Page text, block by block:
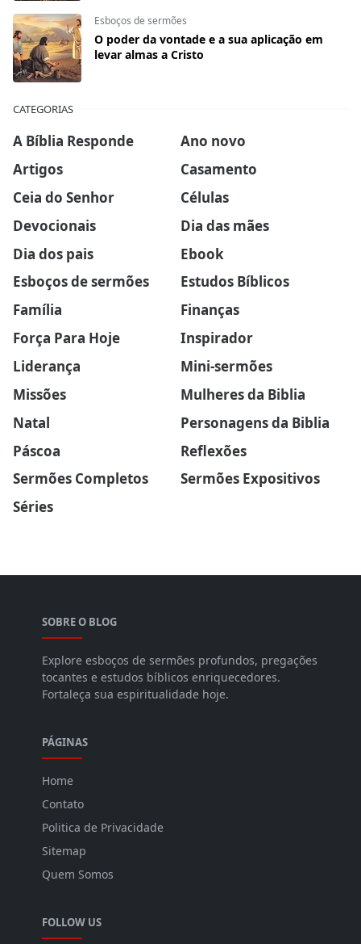
Esboços de sermões
O poder da vontade e a sua aplicação em
levar almas a Cristo
CATEGORIAS
A Bíblia Responde
Ano novo
Artigos
Casamento
Ceia do Senhor
Células
Devocionais
Dia das mães
Dia dos pais
Ebook
Esboços de sermões
Estudos Bíblicos
Família
Finanças
Força Para Hoje
Inspirador
Liderança
Mini-sermões
Missões
Mulheres da Biblia
Natal
Personagens da Biblia
Páscoa
Reflexões
Sermões Completos
Sermões Expositivos
Séries
SOBRE O BLOG
Explore esboços de sermões profundos, pregações
tocantes e estudos bíblicos enriquecedores.
Fortaleça sua espiritualidade hoje.
PÁGINAS
Home
Contato
Politica de Privacidade
Sitemap
Quem Somos
FOLLOW US